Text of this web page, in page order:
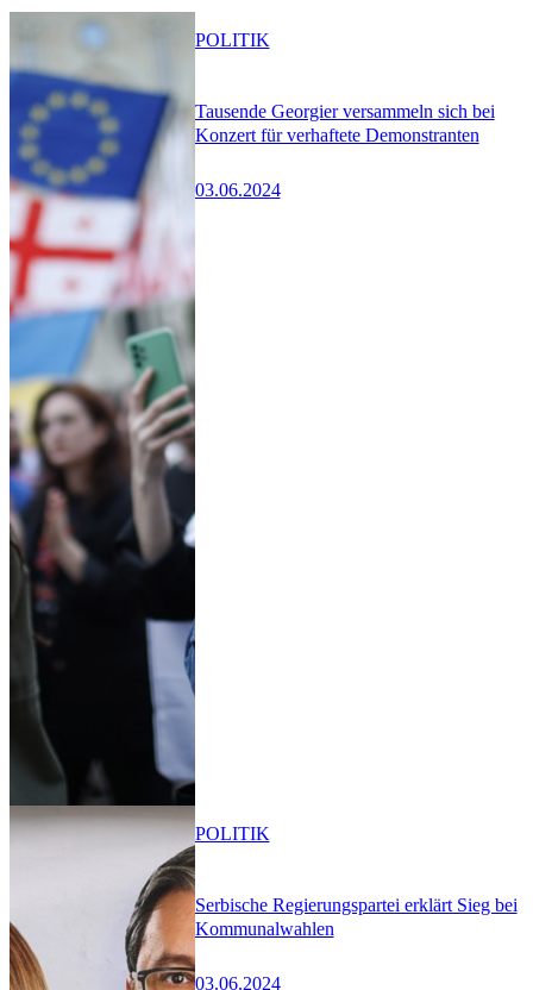
Tausende Georgier versammeln sich bei
Konzert für verhaftete Demonstranten
03.06.2024
POLITIK
Serbische Regierungspartei erklärt Sieg bei
Kommunalwahlen
03.06.2024
POLITIK